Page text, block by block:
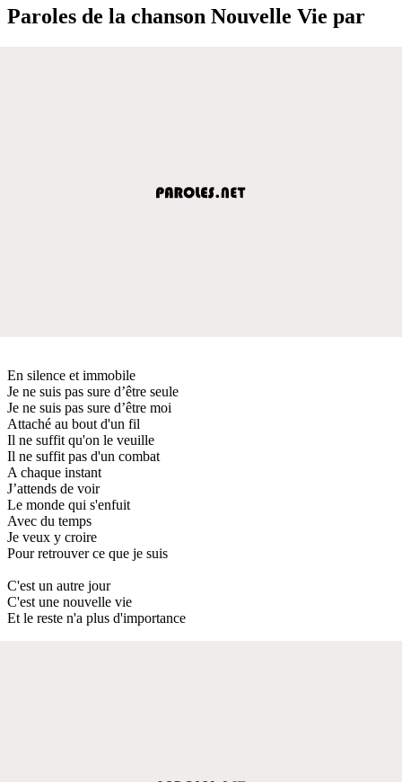
Paroles de la chanson Nouvelle Vie par
En silence et immobile
Je ne suis pas sure d’être seule
Je ne suis pas sure d’être moi
Attaché au bout d'un fil
Il ne suffit qu'on le veuille
Il ne suffit pas d'un combat
A chaque instant
J’attends de voir
Le monde qui s'enfuit
Avec du temps
Je veux y croire
Pour retrouver ce que je suis
C'est un autre jour
C'est une nouvelle vie
Et le reste n'a plus d'importance